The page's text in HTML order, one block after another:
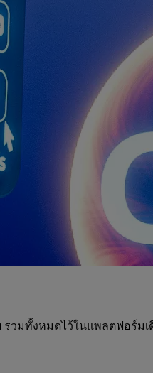
รวมทั้งหมดไว้ในแพลตฟอร์มเ